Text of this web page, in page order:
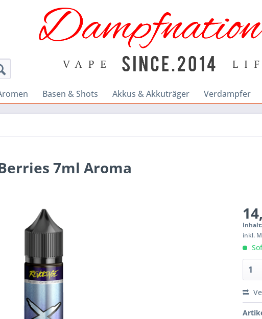
Basen & Shots Akkus & Akkuträger Verdampfer
7ml Aroma
Inhalt:
inkl.